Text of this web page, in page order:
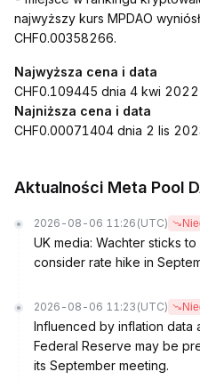
najwyższy kurs MPDAO
CHF0.00358266.
Najwyższa cena i data
CHF0.109445 dnia 4 kwi 2022
Najniższa cena i data
CHF0.00071404 dnia 2 lis
Aktualności Meta Pool
2026-08-06 11:26 (UTC)
UK media: Wachter sticks
consider rate hike in
2026-08-06 11:23 (UTC)
Influenced by inflation data
Federal Reserve may be
its September meeting.